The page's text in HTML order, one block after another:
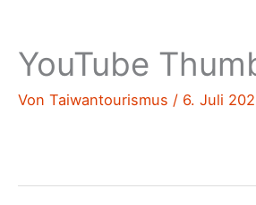
YouTube
Von Taiwantourismus / 6. Juli